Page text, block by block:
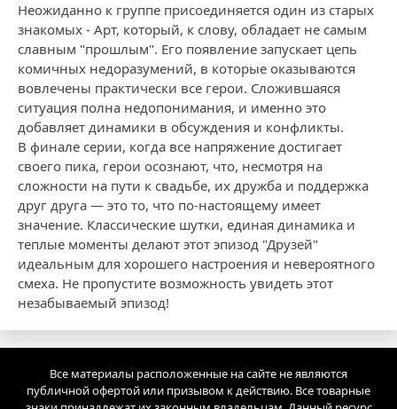
Неожиданно к группе присоединяется один из старых
знакомых - Арт, который, к слову, обладает не самым
славным "прошлым". Его появление запускает цепь
комичных недоразумений, в которые оказываются
вовлечены практически все герои. Сложившаяся
ситуация полна недопонимания, и именно это
добавляет динамики в обсуждения и конфликты.
В финале серии, когда все напряжение достигает
своего пика, герои осознают, что, несмотря на
сложности на пути к свадьбе, их дружба и поддержка
друг друга — это то, что по-настоящему имеет
значение. Классические шутки, единая динамика и
теплые моменты делают этот эпизод "Друзей"
идеальным для хорошего настроения и невероятного
смеха. Не пропустите возможность увидеть этот
незабываемый эпизод!
Все материалы расположенные на сайте не являются
публичной офертой или призывом к действию. Все товарные